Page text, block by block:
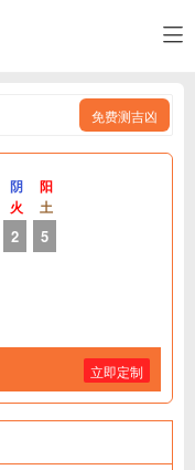
免费测吉凶
阴
火
2
阳
土
5
立即定制